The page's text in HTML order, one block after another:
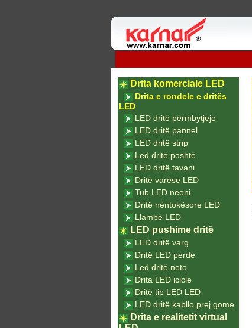
Drita komerciale LED
Drita e rondele e dritës
LED
LED dritë përmbytjeje
LED dritë pannel
LED dritë strip
Led dritë poshtë
LED dritë tavani
Dritë varëse LED
Tub LED neoni
Dritë nëntokësore LED
Llambë LED
LED pushime dritë
LED dritë varg
Dritë LED perde
Led dritë neto
Drita LED icicle
Dritë tip LED LED
LED dritë kabllo prej gome
Drita e realitetit virtual